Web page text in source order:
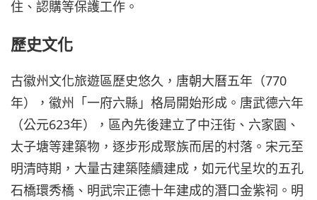
住、認購等保護工作。
歷史文化
古徽州文化旅遊區歷史悠久，唐朝大曆五年（770
年），徽州「一府六縣」格局開始形成。唐武德六年
（公元623年），區內先後建立了中汪街、六家園、
太子塘等建築物，逐步形成聚族而居的村落。宋元至
明清時期，大量古建築陸續建成，如元代呈坎的五孔
石橋環秀橋、明武宗正德十年建成的潛口金紫祠。明